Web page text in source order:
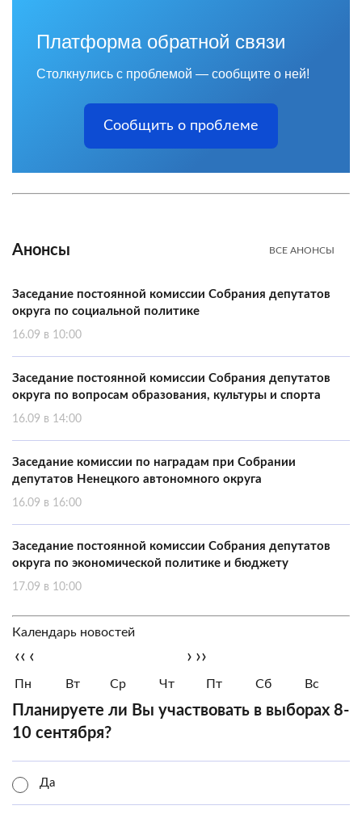
Платформа обратной связи
Столкнулись с проблемой — сообщите о ней!
Сообщить о проблеме
Анонсы ВСЕ АНОНСЫ
Заседание постоянной комиссии Собрания депутатов
округа по социальной политике
16.09 в 10:00
Заседание постоянной комиссии Собрания депутатов
округа по вопросам образования, культуры и спорта
16.09 в 14:00
Заседание комиссии по наградам при Собрании
депутатов Ненецкого автономного округа
16.09 в 16:00
Заседание постоянной комиссии Собрания депутатов
округа по экономической политике и бюджету
17.09 в 10:00
Календарь новостей
‹‹ ‹ › ››
Пн Вт Ср Чт Пт Сб Вс
Планируете ли Вы участвовать в выборах 8-
10 сентября?
Да